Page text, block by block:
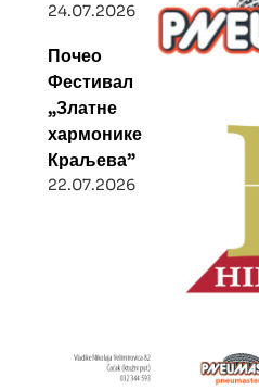
24.07.2026
Почео
Фестивал
„Златне
хармонике
Краљева”
22.07.2026